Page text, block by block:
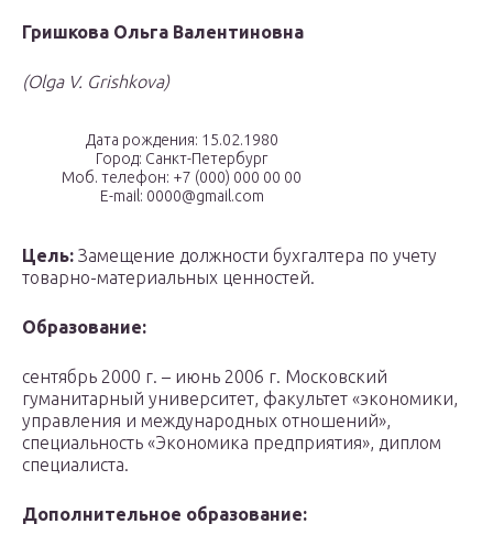
Гришкова Ольга Валентиновна
(Olga V. Grishkova)
Дата рождения: 15.02.1980
Город: Санкт-Петербург
Моб. телефон: +7 (000) 000 00 00
E-mail: 0000@gmail.com
Цель: Замещение должности бухгалтера по учету
товарно-материальных ценностей.
Образование:
сентябрь 2000 г. – июнь 2006 г. Московский
гуманитарный университет, факультет «экономики,
управления и международных отношений»,
специальность «Экономика предприятия», диплом
специалиста.
Дополнительное образование: